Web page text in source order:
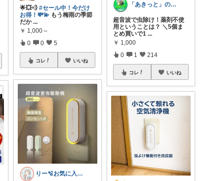
🌟💥💨#セール中！今だけ
お得！💸💫 もう梅雨の季節
だか ...
￥ 1,000～
0 0 5
コレ いいね
りー🫧お気に入りのある暮らし🧺
「あきっと」の癒やし部屋！
超音波で虫除け！薬剤不使
用ということは？ ＼5個ま
とめ買いで1 ...
￥ 1,000
0 1 214
コレ いいね